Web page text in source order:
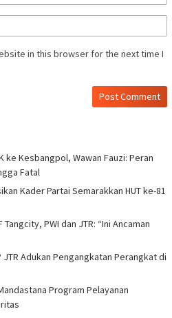
in this browser for the next time I
ke Kesbangpol, Wawan Fauzi: Peran
Fatal
Kader Partai Semarakkan HUT ke-81
PWI dan JTR: “Ini Ancaman
Adukan Pengangkatan Perangkat di
Program Pelayanan